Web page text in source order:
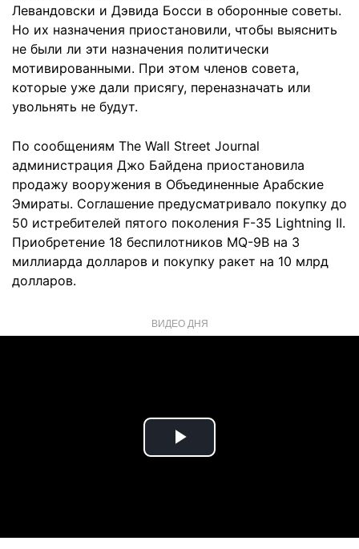
Левандовски и Дэвида Босси в оборонные советы.
Но их назначения приостановили, чтобы выяснить
не были ли эти назначения политически
мотивированными. При этом членов совета,
которые уже дали присягу, переназначать или
увольнять не будут.
По сообщениям The Wall Street Journal
администрация Джо Байдена приостановила
продажу вооружения в Объединенные Арабские
Эмираты. Соглашение предусматривало покупку до
50 истребителей пятого поколения F-35 Lightning II.
Приобретение 18 беспилотников MQ-9B на 3
миллиарда долларов и покупку ракет на 10 млрд
долларов.
ВИДЕО ДНЯ
Play